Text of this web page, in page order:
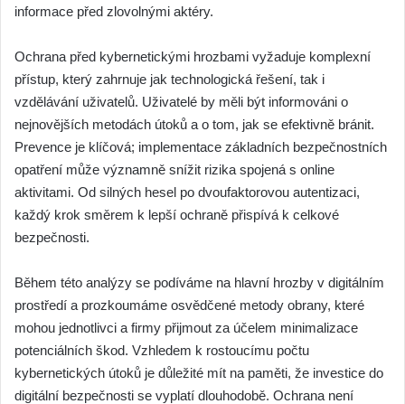
informace před zlovolnými aktéry.
Ochrana před kybernetickými hrozbami vyžaduje komplexní
přístup, který zahrnuje jak technologická řešení, tak i
vzdělávání uživatelů. Uživatelé by měli být informováni o
nejnovějších metodách útoků a o tom, jak se efektivně bránit.
Prevence je klíčová; implementace základních bezpečnostních
opatření může významně snížit rizika spojená s online
aktivitami. Od silných hesel po dvoufaktorovou autentizaci,
každý krok směrem k lepší ochraně přispívá k celkové
bezpečnosti.
Během této analýzy se podíváme na hlavní hrozby v digitálním
prostředí a prozkoumáme osvědčené metody obrany, které
mohou jednotlivci a firmy přijmout za účelem minimalizace
potenciálních škod. Vzhledem k rostoucímu počtu
kybernetických útoků je důležité mít na paměti, že investice do
digitální bezpečnosti se vyplatí dlouhodobě. Ochrana není